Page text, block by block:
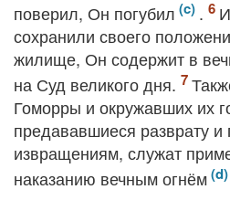
поверил, Он погубил
.
сохранили своего
жилище, Он содержит в
на Суд великого дня.
Гоморры и окружавших их
предававшиеся разврату
извращениям, служат
наказанию вечным огнём